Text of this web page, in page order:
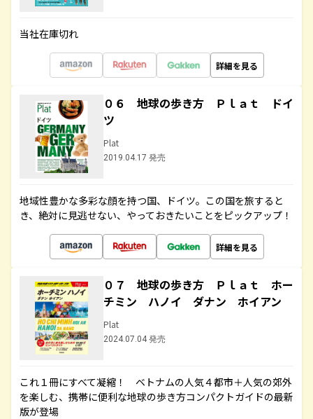
当社在庫切れ
詳細を見る
０６ 地球の歩き方 Ｐｌａｔ ドイ
ツ
Plat
2019.04.17 発売
地域性豊かな多彩な顔を持つ国、ドイツ。この国を旅すると
き、絶対に見逃せない、やっておきたいことをピックアップ！
詳細を見る
０７ 地球の歩き方 Ｐｌａｔ ホー
チミン ハノイ ダナン ホイアン
Plat
2024.07.04 発売
これ１冊にすべて凝縮！ ベトナムの人気４都市＋人気の郊外
を楽しむ、携帯に便利な地球の歩き方コンパクトガイドの最新
版が登場